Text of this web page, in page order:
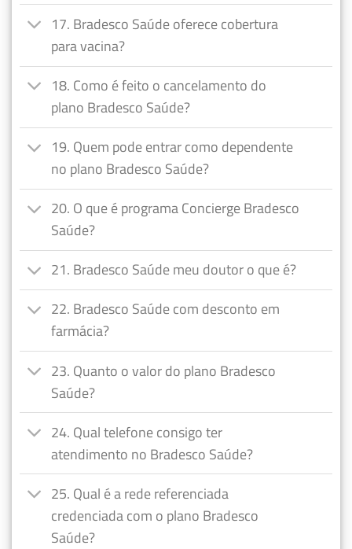
17. Bradesco Saúde oferece cobertura
para vacina?
18. Como é feito o cancelamento do
plano Bradesco Saúde?
19. Quem pode entrar como dependente
no plano Bradesco Saúde?
20. O que é programa Concierge Bradesco
Saúde?
21. Bradesco Saúde meu doutor o que é?
22. Bradesco Saúde com desconto em
farmácia?
23. Quanto o valor do plano Bradesco
Saúde?
24. Qual telefone consigo ter
atendimento no Bradesco Saúde?
25. Qual é a rede referenciada
credenciada com o plano Bradesco
Saúde?